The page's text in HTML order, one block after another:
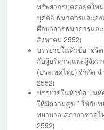
ทรัพยากรบุคคลยุคให
บุคคล ธนาคารและอ
ศึกษาการธนาคารแล
สิงหาคม 2552)
บรรยายในหัวข้อ “จริ
กับผู้บริหาร และผู้จัด
(ประเทศไทย) จำกัด
2552)
บรรยายในหัวข้อ “ ม
ให้มีความสุข ” ให้กับ
พยาบาล สภากาชาด
2552)